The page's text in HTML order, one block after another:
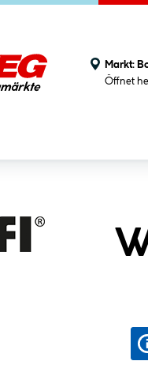
Markt:
Öffnet